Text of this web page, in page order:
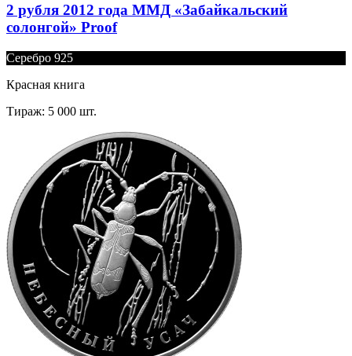
2 рубля 2012 года ММД «Забайкальский
солонгой» Proof
Серебро 925
Красная книга
Тираж: 5 000 шт.